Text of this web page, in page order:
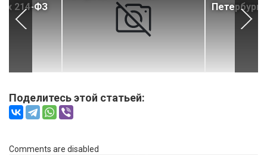
214-ФЗ
Поделитесь этой статьей:
Comments are disabled